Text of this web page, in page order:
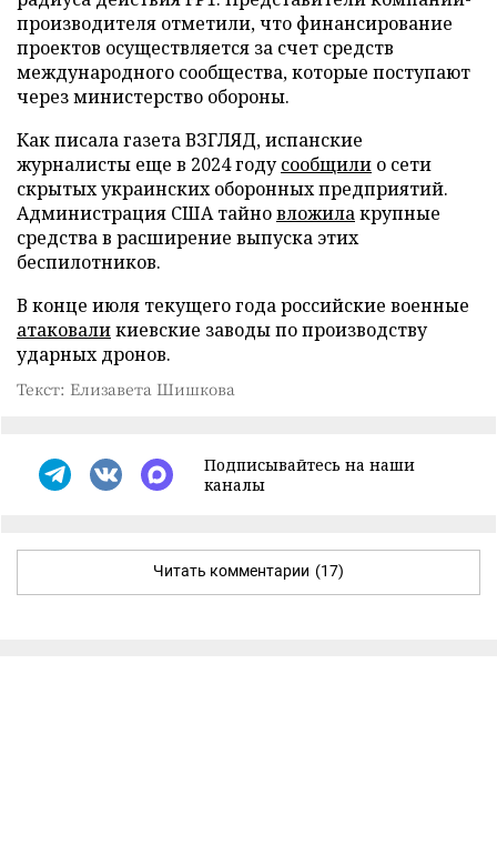
производителя отметили, что финансирование
проектов осуществляется за счет средств
международного сообщества, которые поступают
через министерство обороны.
Как писала газета ВЗГЛЯД, испанские
журналисты еще в 2024 годусообщили о сети
скрытых украинских оборонных предприятий.
Администрация США тайновложилакрупные
средства в расширение выпуска этих
беспилотников.
В конце июля текущего года российские военные
атаковаликиевские заводы по производству
ударных дронов.
Текст: Елизавета Шишкова
Подписывайтесь на наши
каналы
Читать комментарии (17)